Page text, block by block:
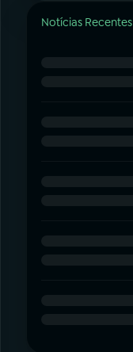
Notícias Recentes